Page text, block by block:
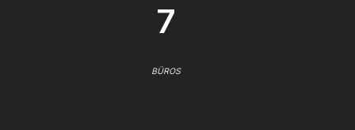
7
BÜROS